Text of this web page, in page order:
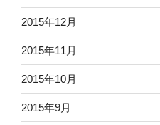
2015年12月
2015年11月
2015年10月
2015年9月